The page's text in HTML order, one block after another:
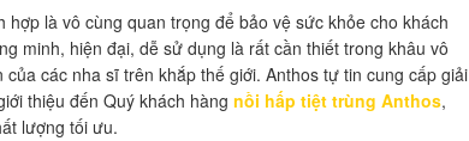
là vô cùng quan trọng để bảo vệ sức khỏe cho khách
minh, hiện đại, dễ sử dụng là rất cần thiết trong khâu vô
các nha sĩ trên khắp thế giới. Anthos tự tin cung cấp giải
thiệu đến Quý khách hàng nồi hấp tiệt trùng Anthos,
lượng tối ưu.